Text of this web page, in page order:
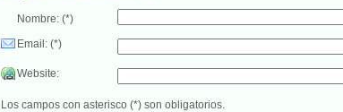
Nombre: (*)
Email: (*)
Website:
Los campos con asterisco (*) son obligatorios.